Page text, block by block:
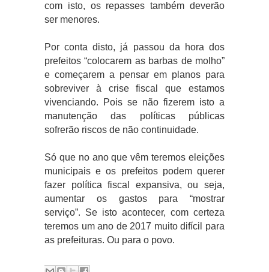
com isto, os repasses também deverão
ser menores.
Por conta disto, já passou da hora dos
prefeitos “colocarem as barbas de molho”
e começarem a pensar em planos para
sobreviver à crise fiscal que estamos
vivenciando. Pois se não fizerem isto a
manutenção das políticas públicas
sofrerão riscos de não continuidade.
Só que no ano que vêm teremos eleições
municipais e os prefeitos podem querer
fazer política fiscal expansiva, ou seja,
aumentar os gastos para “mostrar
serviço”. Se isto acontecer, com certeza
teremos um ano de 2017 muito difícil para
as prefeituras. Ou para o povo.